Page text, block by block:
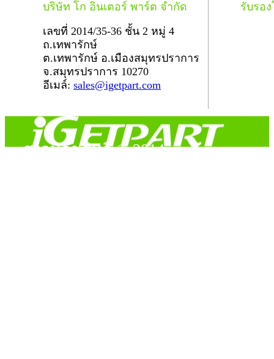
บริษัท โก อินเตอร์ พาร์ต จำกัด
เลขที่ 2014/35-36 ชั้น 2 หมู่ 4
ถ.เทพารักษ์
ต.เทพารักษ์ อ.เมืองสมุทรปราการ
จ.สมุทรปราการ 10270
อีเมล์: sales@igetpart.com
รับรอ
สงวนลิขสิทธิ์ © 2014